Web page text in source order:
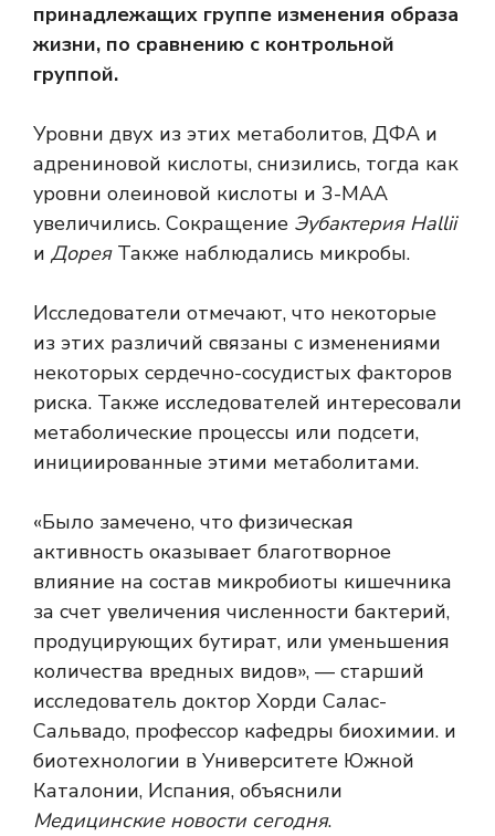
принадлежащих группе изменения образа
жизни, по сравнению с контрольной
группой.
Уровни двух из этих метаболитов, ДФА и
адрениновой кислоты, снизились, тогда как
уровни олеиновой кислоты и 3-МАА
увеличились. Сокращение Эубактерия Hallii
и ДореяТакже наблюдались микробы.
Исследователи отмечают, что некоторые
из этих различий связаны с изменениями
некоторых сердечно-сосудистых факторов
риска. Также исследователей интересовали
метаболические процессы или подсети,
инициированные этими метаболитами.
«Было замечено, что физическая
активность оказывает благотворное
влияние на состав микробиоты кишечника
за счет увеличения численности бактерий,
продуцирующих бутират, или уменьшения
количества вредных видов», — старший
исследователь доктор Хорди Салас-
Сальвадо, профессор кафедры биохимии. и
биотехнологии в Университете Южной
Каталонии, Испания, объяснили
Медицинские новости сегодня.